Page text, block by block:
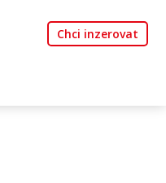
Chci inzerovat